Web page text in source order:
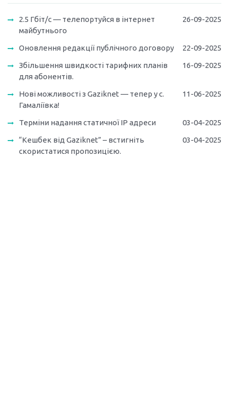
2.5 Гбіт/с — телепортуйся в інтернет
майбутнього
26-09-2025
Оновлення редакції публічного договору
22-09-2025
Збільшення швидкості тарифних планів
для абонентів.
16-09-2025
Нові можливості з Gaziknet — тепер у с.
Гамаліївка!
11-06-2025
Терміни надання статичної IP адреси
03-04-2025
“Кешбек від Gaziknet” – встигніть
скористатися пропозицією.
03-04-2025